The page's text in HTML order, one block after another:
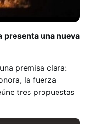
presenta una nueva
premisa clara:
la fuerza
tres propuestas